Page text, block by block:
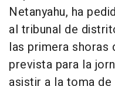
Netanyahu, ha
al tribunal de
las primera shoras
prevista para la
asistir a la toma